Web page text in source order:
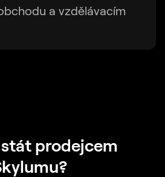
a vzdělávacím
stát prodejcem